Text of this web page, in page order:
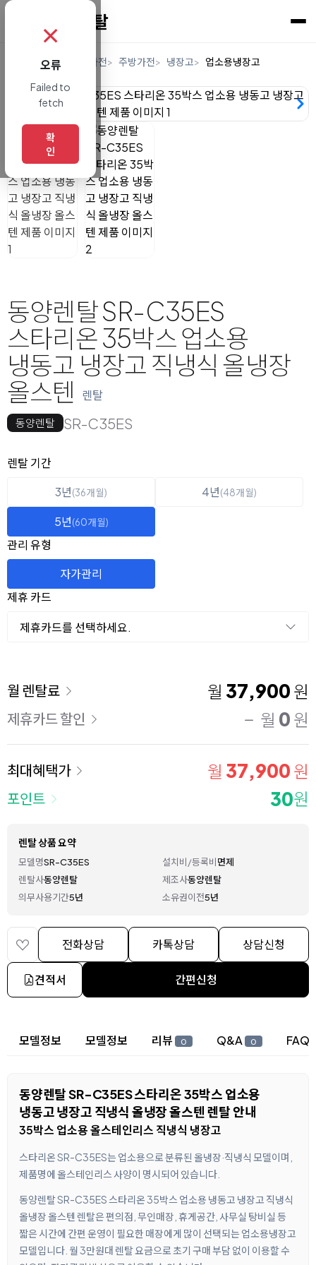
렌탈 디지털/가전 주방가전 냉장고 업소용냉장고
동양렌탈 SR-C35ES
스타리온 35박스 업소용
냉동고 냉장고 직냉식 올냉장
올스텐
렌탈
동양렌탈 SR-C35ES
옵션 선택
렌탈 선택
렌탈 기간
3년(36개월) 4년(48개월)
5년(60개월)
관리 유형
자가관리
제휴 카드
제휴카드를 선택하세요.
이용 요금
월 렌탈료 월 37,900 원
제휴카드 할인 월 0 원
최대혜택가 월 37,900 원
포인트 30원
렌탈 상품 요약
모델명SR-C35ES 설치비/등록비면제
렌탈사동양렌탈 제조사동양렌탈
의무사용기간5년 소유권이전5년
전화상담 카톡상담 상담신청
견적서 간편신청
상세 정보
모델정보 모델정보 리뷰 0 Q&A 0 FAQ
동양렌탈 SR-C35ES 스타리온 35박스 업소용
냉동고 냉장고 직냉식 올냉장 올스텐 렌탈 안내
35박스 업소용 올스테인리스 직냉식 냉장고
스타리온 SR-C35ES는 업소용으로 분류된 올냉장·직냉식 모델이며,
제품명에 올스테인리스 사양이 명시되어 있습니다.
동양렌탈 SR-C35ES 스타리온 35박스 업소용 냉동고 냉장고 직냉식
올냉장 올스텐 렌탈은 편의점, 무인매장, 휴게공간, 사무실 탕비실 등
짧은 시간에 간편 운영이 필요한 매장에게 많이 선택되는 업소용냉장고
모델입니다. 월 3만원대 렌탈 요금으로 초기 구매 부담 없이 이용할 수
✗
오류
Failed to
fetch
확
인